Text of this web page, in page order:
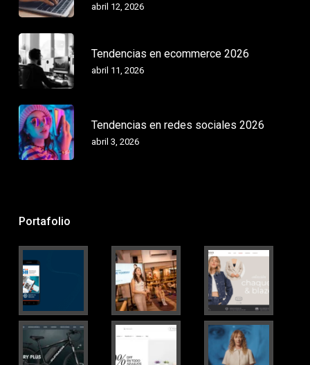
abril 12, 2026
Tendencias en ecommerce 2026
abril 11, 2026
Tendencias en redes sociales 2026
abril 3, 2026
Portafolio